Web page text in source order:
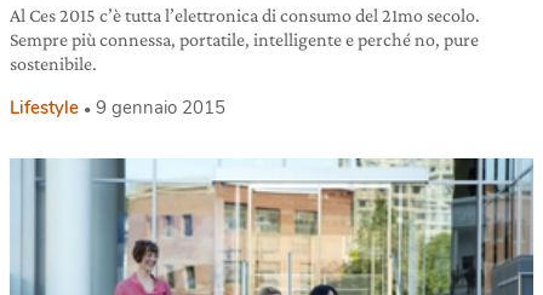
Al Ces 2015 c’è tutta l’elettronica di consumo del 21mo secolo.
Sempre più connessa, portatile, intelligente e perché no, pure
sostenibile.
Lifestyle 9 gennaio 2015